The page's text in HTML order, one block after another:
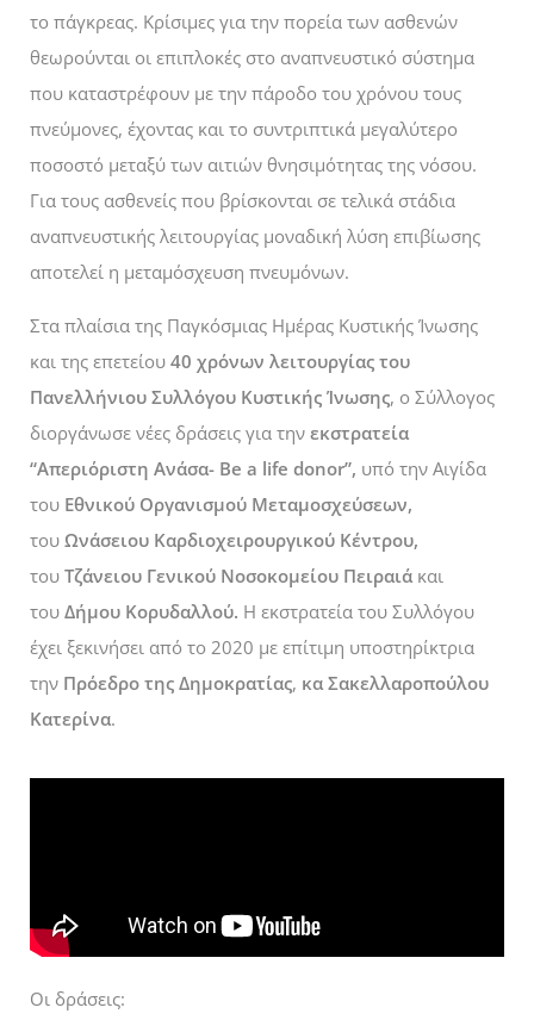
το πάγκρεας. Κρίσιμες για την πορεία των ασθενών
θεωρούνται οι επιπλοκές στο αναπνευστικό σύστημα
που καταστρέφουν με την πάροδο του χρόνου τους
πνεύμονες, έχοντας και το συντριπτικά μεγαλύτερο
ποσοστό μεταξύ των αιτιών θνησιμότητας της νόσου.
Για τους ασθενείς που βρίσκονται σε τελικά στάδια
αναπνευστικής λειτουργίας μοναδική λύση επιβίωσης
αποτελεί η μεταμόσχευση πνευμόνων.
Στα πλαίσια της Παγκόσμιας Ημέρας Κυστικής Ίνωσης
και της επετείου 40 χρόνων λειτουργίας του
Πανελλήνιου Συλλόγου Κυστικής Ίνωσης, ο Σύλλογος
διοργάνωσε νέες δράσεις για την εκστρατεία
“Απεριόριστη Ανάσα- Be a life donor”, υπό την Αιγίδα
του Εθνικού Οργανισμού Μεταμοσχεύσεων,
του Ωνάσειου Καρδιοχειρουργικού Κέντρου,
του Τζάνειου Γενικού Νοσοκομείου Πειραιά και
του Δήμου Κορυδαλλού. Η εκστρατεία του Συλλόγου
έχει ξεκινήσει από το 2020 με επίτιμη υποστηρίκτρια
την Πρόεδρο της Δημοκρατίας, κα Σακελλαροπούλου
Κατερίνα.
Οι δράσεις: